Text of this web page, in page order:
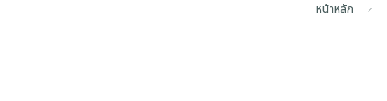
หน้าหลัก